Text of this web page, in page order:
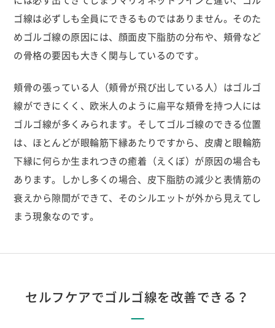
ゴ線は必ずしも全員にできるものではありません。そのた
めゴルゴ線の原因には、顔面皮下脂肪の分布や、頬骨など
の骨格の要因も大きく関与しているのです。
頬骨の張っている人（頬骨が飛び出している人）はゴルゴ
線ができにくく、欧米人のように扁平な頬骨を持つ人には
ゴルゴ線が多くみられます。そしてゴルゴ線のできる位置
は、ほとんどが眼輪筋下縁あたりですから、皮膚と眼輪筋
下縁に何らか生まれつきの癒着（えくぼ）が原因の場合も
あります。しかし多くの場合、皮下脂肪の減少と表情筋の
衰えから隙間ができて、そのシルエットが外から見えてし
まう現象なのです。
セルフケアでゴルゴ線を改善できる？